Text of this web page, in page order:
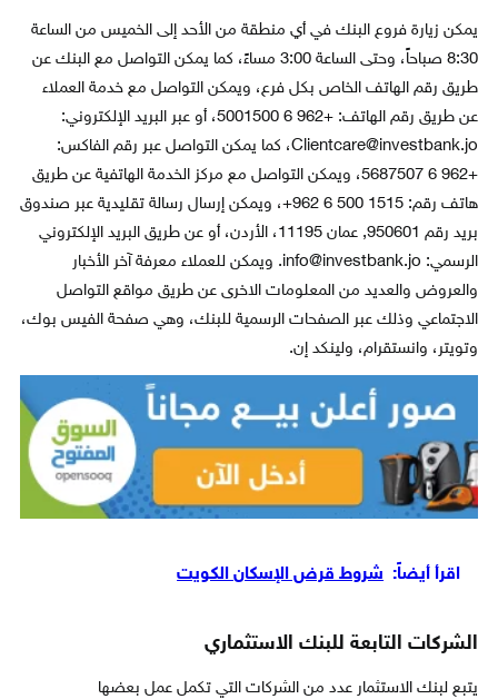
يمكن زيارة فروع البنك في أي منطقة من الأحد إلى الخميس من الساعة
8:30 صباحاً، وحتى الساعة 3:00 مساءً، كما يمكن التواصل مع البنك عن
طريق رقم الهاتف الخاص بكل فرع، ويمكن التواصل مع خدمة العملاء
عن طريق رقم الهاتف: +962 6 5001500، أو عبر البريد الإلكتروني:
Clientcare@investbank.jo، كما يمكن التواصل عبر رقم الفاكس:
+962 6 5687507، ويمكن التواصل مع مركز الخدمة الهاتفية عن طريق
هاتف رقم: 1515 500 6 962+، ويمكن إرسال رسالة تقليدية عبر صندوق
بريد رقم 950601, عمان 11195، الأردن، أو عن طريق البريد الإلكتروني
الرسمي: info@investbank.jo. ويمكن للعملاء معرفة آخر الأخبار
والعروض والعديد من المعلومات الاخرى عن طريق مواقع التواصل
الاجتماعي وذلك عبر الصفحات الرسمية للبنك، وهي صفحة الفيس بوك،
وتويتر، وانستقرام، ولينكد إن.
اقرأ أيضاً: شروط قرض الإسكان الكويت
الشركات التابعة للبنك الاستثماري
يتبع لبنك الاستثمار عدد من الشركات التي تكمل عمل بعضها